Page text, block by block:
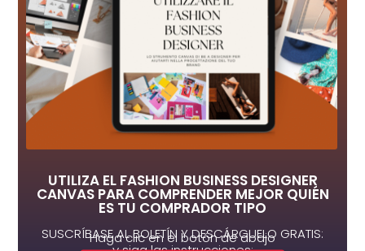
UTILIZA EL FASHION BUSINESS DESIGNER
CANVAS PARA COMPRENDER MEJOR QUIÉN
ES TU COMPRADOR TIPO
SUSCRÍBASE AL BOLETÍN Y DESCÁRGUELO GRATIS:
Haga clic en el botón de abajo